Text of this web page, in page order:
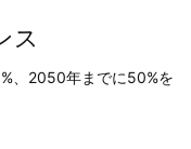
ス
、2050年までに50%を